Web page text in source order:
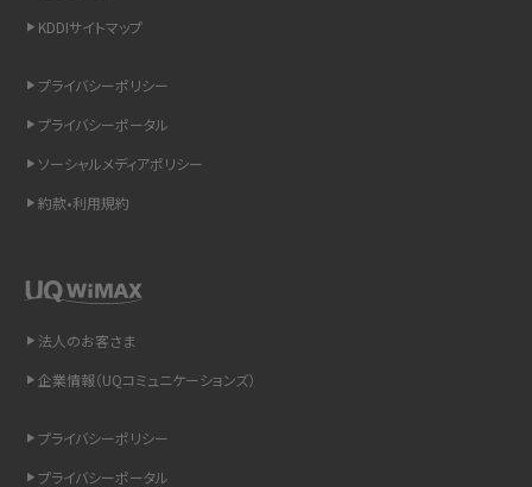
非通知設定とは？184で電話をかける方法やiPhone・Androidの設定を解説
iCloudの使用容量を減らす9つの方法！使用状況の確認手順も紹介
リプライ機能とは？LINE、X（旧Twitter）、Instagram、TikTokで送る方法を解説
LINEで送信取り消しをする方法は？相手に知られるのか、削除との違いも紹介
「iPhoneを探す」の使い方と設定方法を紹介！ブラウザやアプリから探す方法を
詳しく解説
KDDIサイトマップ
プライバシーポリシー
プライバシーポータル
ソーシャルメディアポリシー
約款•利用規約
法人のお客さま
企業情報（UQコミュニケーションズ）
プライバシーポリシー
プライバシーポータル